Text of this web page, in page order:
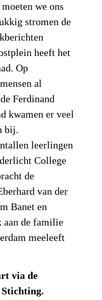
we ons
stromen de
heeft het
Op
al
Ferdinand
kwamen er veel
bij.
leerlingen
College
de
van der
Banet en
aan de familie
meeleeft
via de